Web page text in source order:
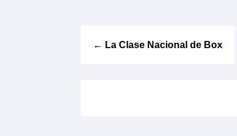
← La Clase Nacional de Box